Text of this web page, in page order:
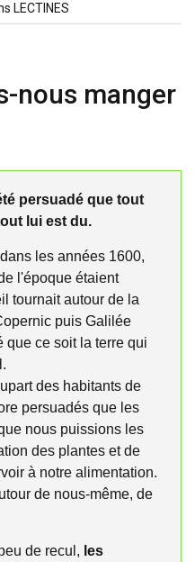
LECTINES
nous manger
persuadé que tout
lui est du.
les années 1600,
l'époque étaient
tournait autour de la
puis Galilée
ce soit la terre qui
des habitants de
persuadés que les
nous puissions les
des plantes et de
à notre alimentation.
de nous-même, de
de recul, les